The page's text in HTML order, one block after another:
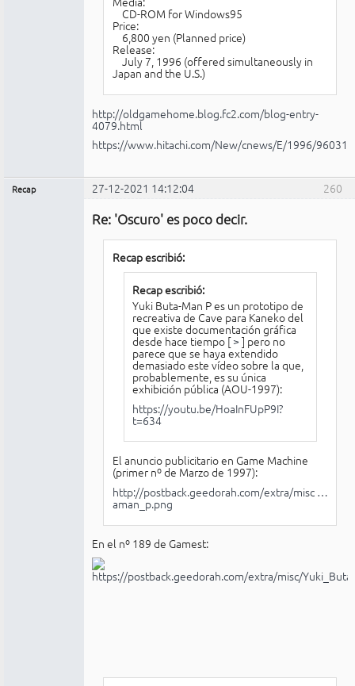
CD-ROM for Windows95
Price:
6,800 yen (Planned price)
Release:
July 7, 1996 (offered simultaneously in
Japan and the U.S.)
http://oldgamehome.blog.fc2.com/blog-entry-
4079.html
https://www.hitachi.com/New/cnews/E/1996/
260
Recap 27-12-2021 14:12:04
Re: 'Oscuro' es poco decir.
Recap escribió:
Recap escribió:
Yuki Buta-Man P es un prototipo de
recreativa de Cave para Kaneko del
que existe documentación gráfica
desde hace tiempo [> ] pero no
parece que se haya extendido
demasiado este vídeo sobre la que,
probablemente, es su única
exhibición pública (AOU-1997):
https://youtu.be/HoaInFUpP9I?
t=634
El anuncio publicitario en Game Machine
(primer nº de Marzo de 1997):
http://postback.geedorah.com/extra/misc …
aman_p.png
En el nº 189 de Gamest: